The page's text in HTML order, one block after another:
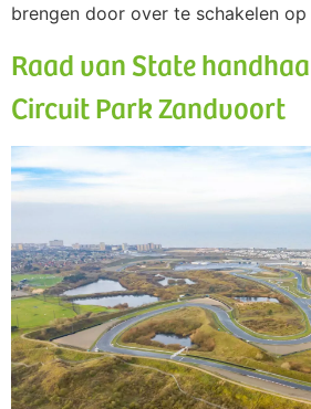
brengen door over te schakelen op
Raad van State
Circuit Park Zandvoort